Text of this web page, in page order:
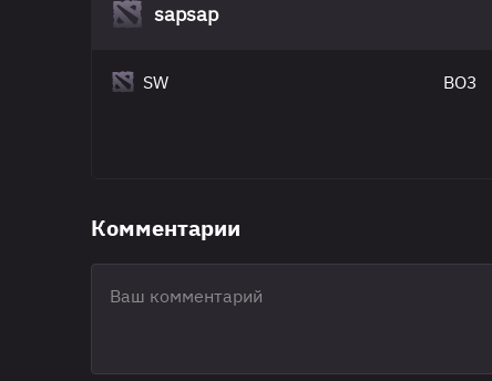
sapsap
SW BO3
Комментарии